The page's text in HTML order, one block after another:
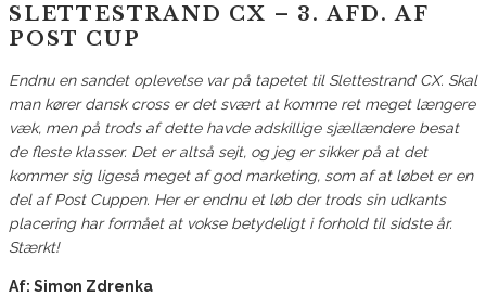
SLETTESTRAND CX – 3. AFD. AF
POST CUP
Endnu en sandet oplevelse var på tapetet til Slettestrand CX. Skal
man kører dansk cross er det svært at komme ret meget længere
væk, men på trods af dette havde adskillige sjællændere besat
de fleste klasser. Det er altså sejt, og jeg er sikker på at det
kommer sig ligeså meget af god marketing, som af at løbet er en
del af Post Cuppen. Her er endnu et løb der trods sin udkants
placering har formået at vokse betydeligt i forhold til sidste år.
Stærkt!
Af: Simon Zdrenka